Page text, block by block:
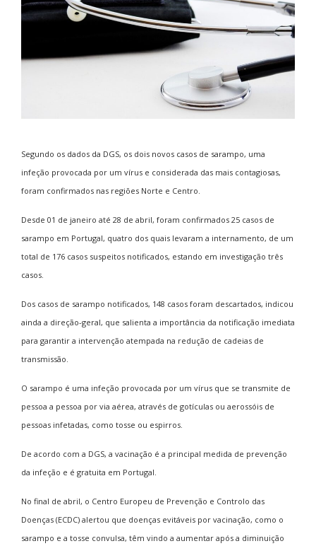
Segundo os dados da DGS, os dois novos casos de sarampo, uma
infeção provocada por um vírus e considerada das mais contagiosas,
foram confirmados nas regiões Norte e Centro.
Desde 01 de janeiro até 28 de abril, foram confirmados 25 casos de
sarampo em Portugal, quatro dos quais levaram a internamento, de um
total de 176 casos suspeitos notificados, estando em investigação três
casos.
Dos casos de sarampo notificados, 148 casos foram descartados, indicou
ainda a direção-geral, que salienta a importância da notificação imediata
para garantir a intervenção atempada na redução de cadeias de
transmissão.
O sarampo é uma infeção provocada por um vírus que se transmite de
pessoa a pessoa por via aérea, através de gotículas ou aerossóis de
pessoas infetadas, como tosse ou espirros.
De acordo com a DGS, a vacinação é a principal medida de prevenção
da infeção e é gratuita em Portugal.
No final de abril, o Centro Europeu de Prevenção e Controlo das
Doenças (ECDC) alertou que doenças evitáveis por vacinação, como o
sarampo e a tosse convulsa, têm vindo a aumentar após a diminuição